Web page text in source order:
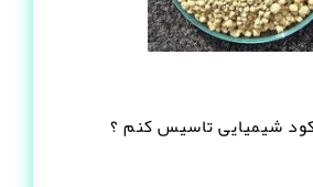
شیمیایی تاسیس کنم ؟